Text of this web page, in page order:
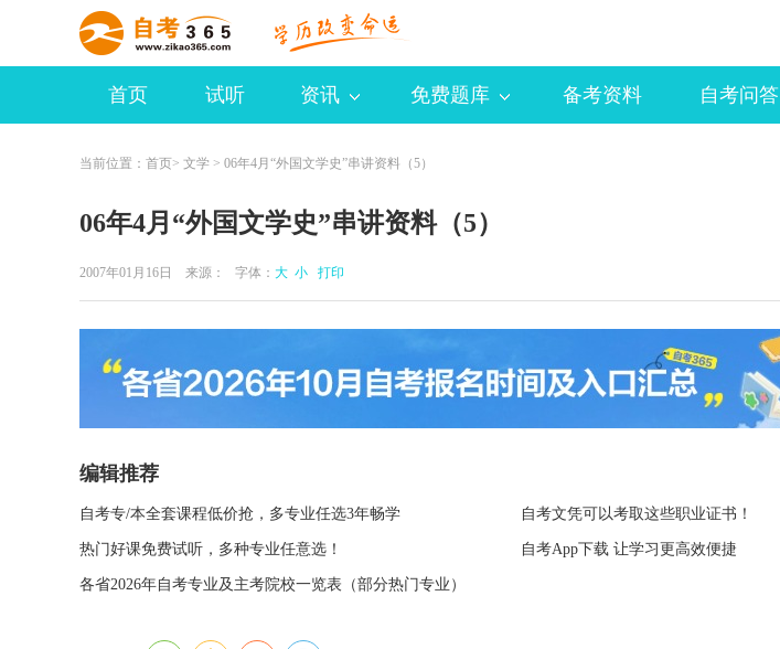
首页 试听 资讯 免费题库 备考资料 自考问答
当前位置： 首页> 文学 > 06年4月“外国文学史”串讲资料（5）
06年4月“外国文学史”串讲资料（5）
2007年01月16日 来源： 字体： 大 小 打印
编辑推荐
自考专/本全套课程低价抢，多专业任选3年畅学 自考文凭可以考取这些职业证书！
热门好课免费试听，多种专业任意选！ 自考App下载 让学习更高效便捷
各省2026年自考专业及主考院校一览表（部分热门专业）